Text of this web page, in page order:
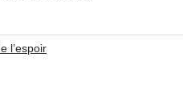
l’espoir